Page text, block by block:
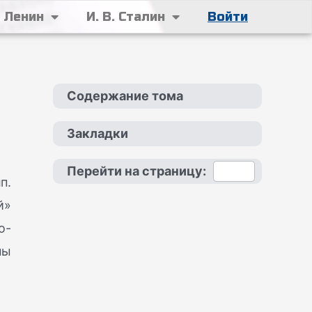
Ленин И. В. Сталин Войти
Содержание тома
Закладки
Перейти на страницу: